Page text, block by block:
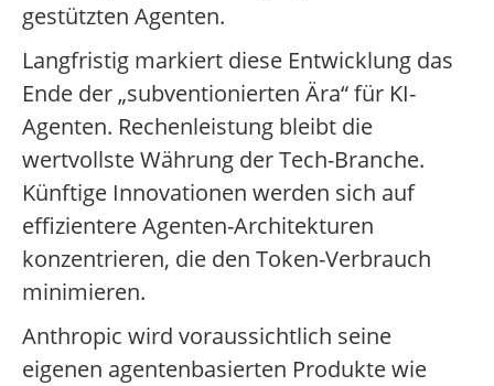
gestützten Agenten.
Langfristig markiert diese Entwicklung das
Ende der „subventionierten Ära“ für KI-
Agenten. Rechenleistung bleibt die
wertvollste Währung der Tech-Branche.
Künftige Innovationen werden sich auf
effizientere Agenten-Architekturen
konzentrieren, die den Token-Verbrauch
minimieren.
Anthropic wird voraussichtlich seine
eigenen agentenbasierten Produkte wie